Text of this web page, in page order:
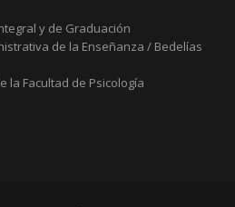
y de Graduación
de la Enseñanza / Bedelías
la Facultad de Psicología